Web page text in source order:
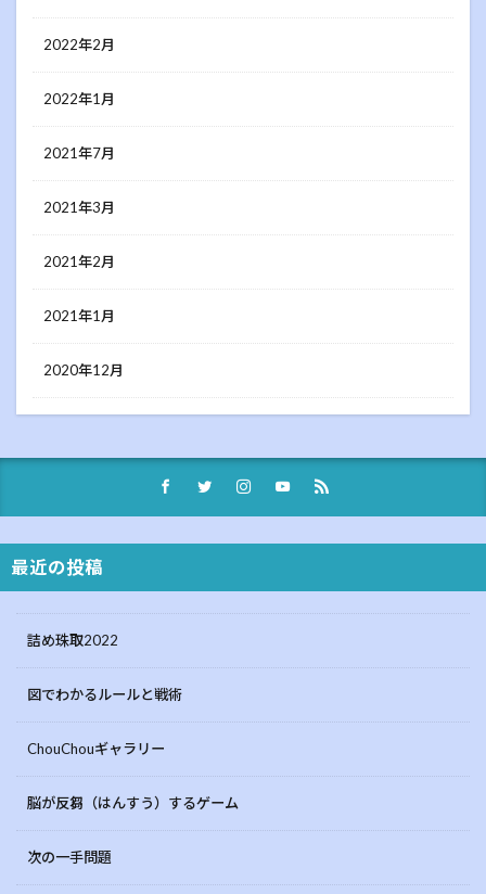
2022年2月
2022年1月
2021年7月
2021年3月
2021年2月
2021年1月
2020年12月
最近の投稿
詰め珠取2022
図でわかるルールと戦術
ChouChouギャラリー
脳が反芻（はんすう）するゲーム
次の一手問題